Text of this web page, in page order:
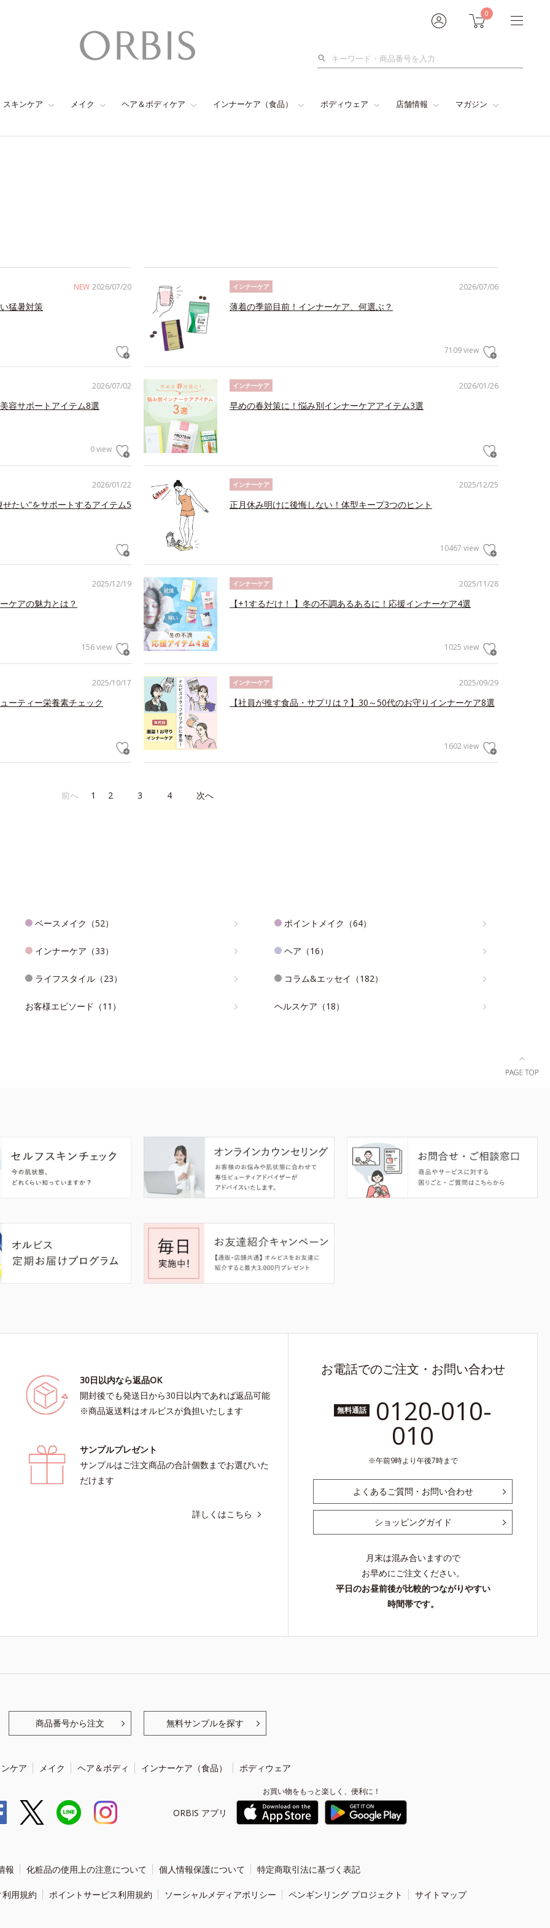
0
検
スキンケア メイク ヘア＆ボディケア インナーケア（食品） ボディウェア 店舗情報 マガジン
NEW 2026/07/20
猛暑対策
2026/07/06
インナーケア
薄着の季節目前！インナーケア、何選ぶ？
7109 view
2026/07/02
容サポートアイテム8選
0 view
2026/01/26
インナーケア
早めの春対策に！悩み別インナーケアアイテム3選
2026/01/22
たい”をサポートするアイテム5
2025/12/25
インナーケア
正月休み明けに後悔しない！体型キープ3つのヒント
10467 view
2025/12/19
ケアの魅力とは？
156 view
2025/11/28
インナーケア
【+1するだけ！ 】冬の不調あるあるに！応援インナーケア4選
1025 view
2025/10/17
ーティー栄養素チェック
2025/09/29
インナーケア
【社員が推す食品・サプリは？】30～50代のお守りインナーケア8選
1602 view
前へ 1 2 3 4 次へ
ベースメイク（52） ポイントメイク（64）
インナーケア（33） ヘア（16）
ライフスタイル（23） コラム&エッセイ（182）
お客様エピソード（11） ヘルスケア（18）
30日以内なら返品OK
開封後でも発送日から30日以内であれば返品可能
※商品返送料はオルビスが負担いたします
サンプルプレゼント
サンプルはご注文商品の合計個数までお選びいた
だけます
詳しくはこちら
お電話でのご注文・お問い合わせ
無料通話 0120-010-
010
午前9時より午後7時まで
よくあるご質問・お問い合わせ
ショッピングガイド
月末は混み合いますので
お早めにご注文ください。
平日のお昼前後が比較的つながりやすい
時間帯です。
商品番号から注文 無料サンプルを探す
ケア メイク ヘア＆ボディ インナーケア（食品） ボディウェア
ORBIS アプリ
お買い物をもっと楽しく、便利に！
報 化粧品の使用上の注意について 個人情報保護について 特定商取引法に基づく表記
用規約 ポイントサービス利用規約 ソーシャルメディアポリシー ペンギンリング プロジェクト サイトマップ